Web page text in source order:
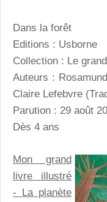
Dans la forêt
Editions : Usborne
Collection : Le
Auteurs :
Claire Lefebvre
Parution : 29 août
Dès 4 ans
Mon grand
livre illustré
- La planète